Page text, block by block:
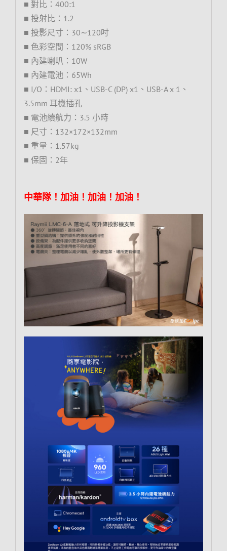
■ 對比：400:1
■ 投射比：1.2
■ 投影尺寸：30∼120吋
■ 色彩空間：120% sRGB
■ 內建喇叭：10W
■ 內建電池：65Wh
■ I/O：HDMI: x1、USB-C (DP) x1、USB-A x 1、
3.5mm 耳機插孔
■ 電池續航力：3.5 小時
■ 尺寸：132×172×132mm
■ 重量：1.57kg
■ 保固：2年
中華隊！加油！加油！加油！